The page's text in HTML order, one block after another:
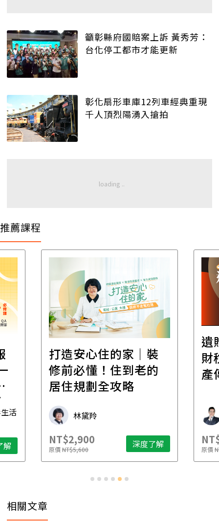
籲彰縣府國賠案上訴 黃秀芳：
台化停工都市才能更新
彰化扇形車庫12列車經典重現
千人頂烈陽湧入搶拍
推薦課程
活
解
打造安心住的家｜裝
修前必懂！住到老的
居住規劃全攻略
林黛羚
NT$2,900
原價NT$5,600 深度了解
遺
財
產
原價
相關文章